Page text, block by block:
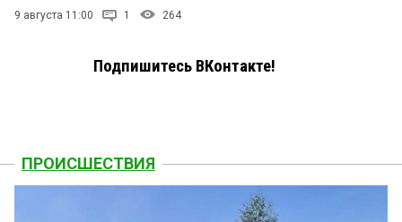
9 августа 11:00 1 264
Подпишитесь ВКонтакте!
ПРОИСШЕСТВИЯ